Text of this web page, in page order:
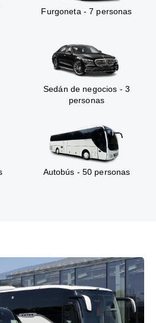
Furgoneta - 7 personas
Sedán de negocios - 3
personas
Autobús - 50 personas